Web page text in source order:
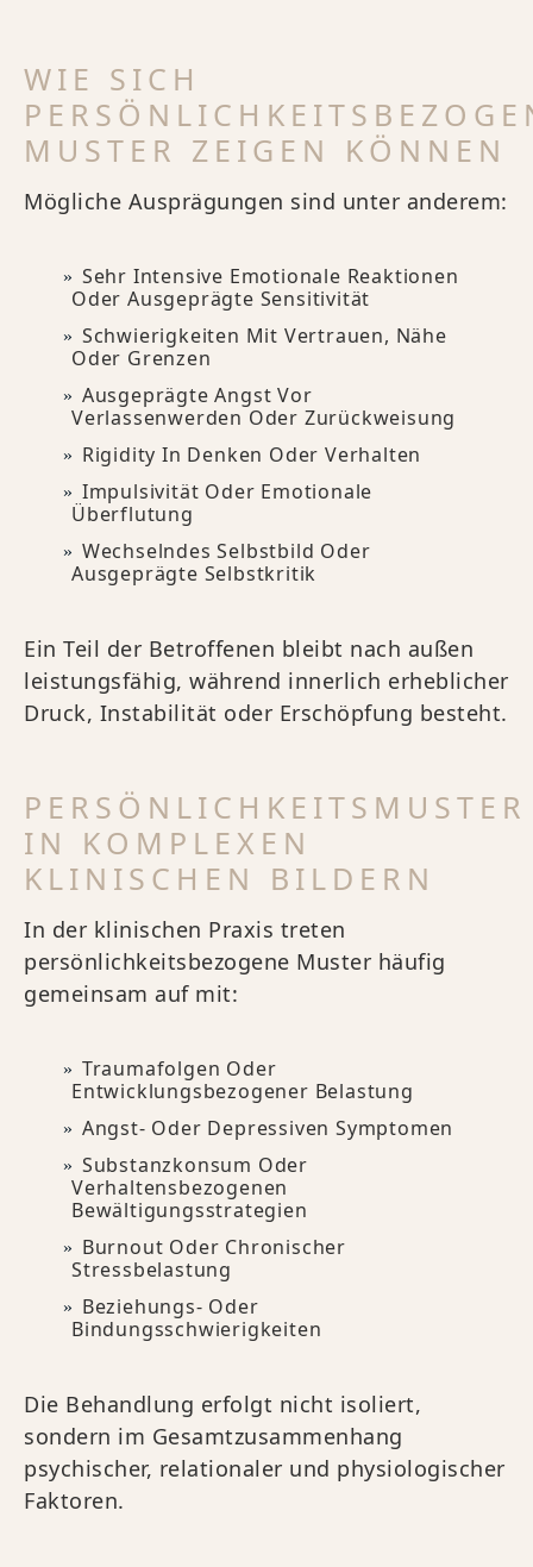
WIE SICH
MUSTER ZEIGEN KÖNNEN
Mögliche Ausprägungen sind unter anderem:
Sehr Intensive Emotionale Reaktionen
Oder Ausgeprägte Sensitivität
Schwierigkeiten Mit Vertrauen, Nähe
Oder Grenzen
Ausgeprägte Angst Vor
Verlassenwerden Oder Zurückweisung
Rigidity In Denken Oder Verhalten
Impulsivität Oder Emotionale
Überflutung
Wechselndes Selbstbild Oder
Ausgeprägte Selbstkritik
Ein Teil der Betroffenen bleibt nach außen
leistungsfähig, während innerlich erheblicher
Druck, Instabilität oder Erschöpfung besteht.
PERSÖNLICHKEITSMUSTER
IN KOMPLEXEN
KLINISCHEN BILDERN
In der klinischen Praxis treten
persönlichkeitsbezogene Muster häufig
gemeinsam auf mit:
Traumafolgen Oder
Entwicklungsbezogener Belastung
Angst- Oder Depressiven Symptomen
Substanzkonsum Oder
Verhaltensbezogenen
Bewältigungsstrategien
Burnout Oder Chronischer
Stressbelastung
Beziehungs- Oder
Bindungsschwierigkeiten
Die Behandlung erfolgt nicht isoliert,
sondern im Gesamtzusammenhang
psychischer, relationaler und physiologischer
Faktoren.